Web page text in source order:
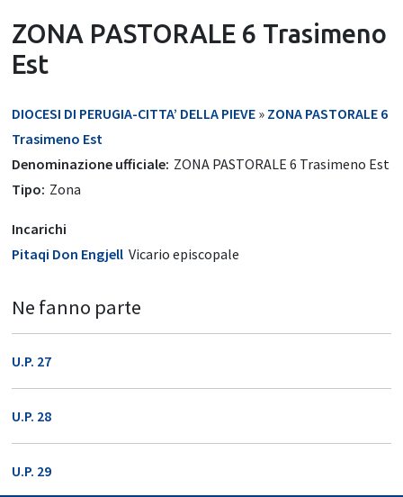
ZONA PASTORALE 6 Trasimeno
Est
DIOCESI DI PERUGIA-CITTA’ DELLA PIEVE » ZONA PASTORALE 6
Trasimeno Est
Denominazione ufficiale: ZONA PASTORALE 6 Trasimeno Est
Tipo: Zona
Incarichi
Pitaqi Don Engjell Vicario episcopale
Ne fanno parte
U.P. 27
U.P. 28
U.P. 29